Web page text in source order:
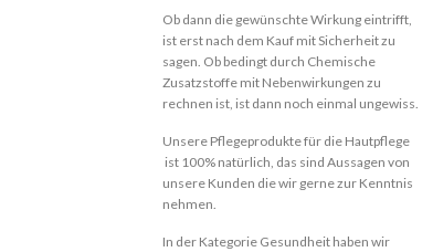
Ob dann die gewünschte Wirkung eintrifft,
ist erst nach dem Kauf mit Sicherheit zu
sagen. Ob bedingt durch Chemische
Zusatzstoffe mit Nebenwirkungen zu
rechnen ist, ist dann noch einmal ungewiss.
Unsere Pflegeprodukte für die Hautpflege
ist 100% natürlich, das sind Aussagen von
unsere Kunden die wir gerne zur Kenntnis
nehmen.
In der Kategorie Gesundheit haben wir